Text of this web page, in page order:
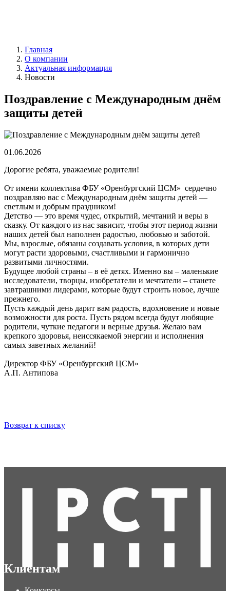
Главная
О компании
Актуальная информация
Новости
Поздравление с Международным днём
защиты детей
01.06.2026
Дорогие ребята, уважаемые родители!
От имени коллектива ФБУ «Оренбургский ЦСМ» сердечно
поздравляю вас с Международным днём защиты детей —
светлым и добрым праздником!
Детство — это время чудес, открытий, мечтаний и веры в
сказку. От каждого из нас зависит, чтобы этот период жизни
наших детей был наполнен радостью, любовью и заботой.
Мы, взрослые, обязаны создавать условия, в которых дети
могут расти здоровыми, счастливыми и гармонично
развитыми личностями.
Будущее любой страны – в её детях. Именно вы – маленькие
исследователи, творцы, изобретатели и мечтатели – станете
завтрашними лидерами, которые будут строить новое, лучше
прежнего.
Пусть каждый день дарит вам радость, вдохновение и новые
возможности для роста. Пусть рядом всегда будут любящие
родители, чуткие педагоги и верные друзья. Желаю вам
крепкого здоровья, неиссякаемой энергии и исполнения
самых заветных желаний!
Директор ФБУ «Оренбургский ЦСМ»
А.П. Антипова
Возврат к списку
Клиентам